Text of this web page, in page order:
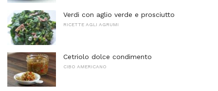
Verdi con aglio verde e prosciutto
RICETTE AGLI AGRUMI
Cetriolo dolce condimento
CIBO AMERICANO